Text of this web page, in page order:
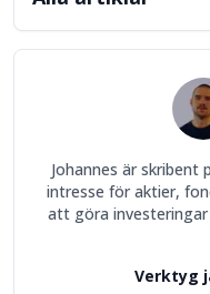
Johannes är
intresse för aktier,
att göra
Verktyg